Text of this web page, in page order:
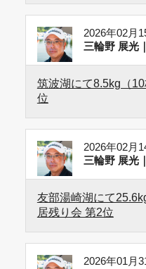
2026年02月
三輪野 展光
筑波湖にて8.5kg（
位
2026年02月
三輪野 展光
友部湯崎湖にて
居残り会 第2位
2026年01月